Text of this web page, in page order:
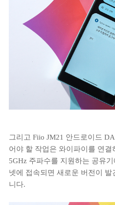
그리고 Fiio JM21 안드로이드
어야 할 작업은 와이파이를 연결
5GHz 주파수를 지원하는 공유
넷에 접속되면 새로운 버전이
니다.